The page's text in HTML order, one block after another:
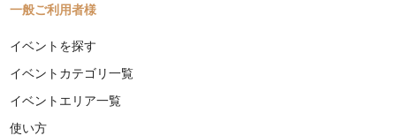
一般ご利用者様
イベントを探す
イベントカテゴリ一覧
イベントエリア一覧
使い方